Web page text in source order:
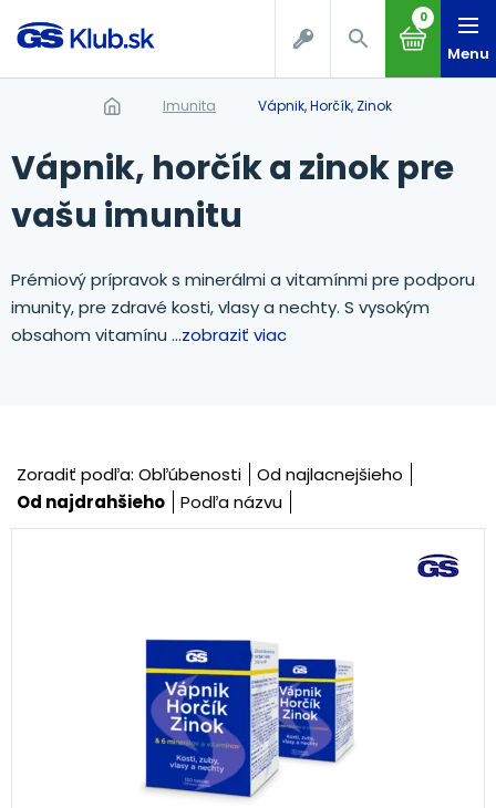
0
Menu
Imunita Vápnik, Horčík, Zinok
Vápnik, horčík a zinok pre
vašu imunitu
Prémiový prípravok s minerálmi a vitamínmi pre podporu
imunity, pre zdravé kosti, vlasy a nechty. S vysokým
obsahom vitamínu ...zobraziť viac
Zoradiť podľa: Obľúbenosti
Od najlacnejšieho
Od najdrahšieho
Podľa názvu